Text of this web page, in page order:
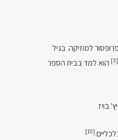
למוזיקה. בגיל
[3]
הוא למד בבית הספר
[10]